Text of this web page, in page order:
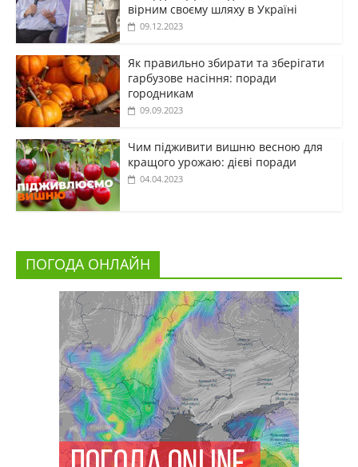
вірним своєму шляху в Україні
09.12.2023
Як правильно збирати та зберігати
гарбузове насіння: поради
городникам
09.09.2023
Чим підживити вишню весною для
кращого урожаю: дієві поради
04.04.2023
ПОГОДА ОНЛАЙН